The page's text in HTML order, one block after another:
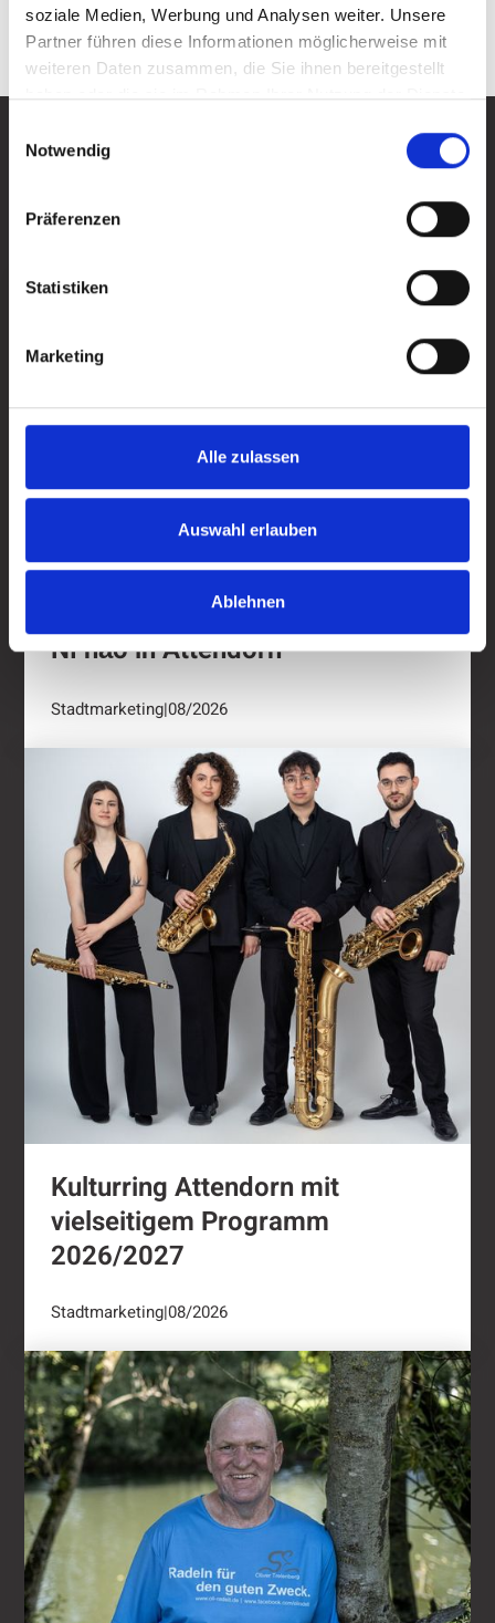
soziale Medien, Werbung und Analysen weiter. Unsere
Partner führen diese Informationen möglicherweise mit
weiteren Daten zusammen, die Sie ihnen bereitgestellt
haben oder die sie im Rahmen Ihrer Nutzung der Dienste
Notwendig
Präferenzen
Statistiken
Marketing
Alle zulassen
Auswahl erlauben
Ablehnen
Hier ist immer etwas los!
Alle News ansehen
Alle News ansehen
Nǐ hǎo in Attendorn
Nǐ hǎo in Attendorn
Stadtmarketing|08/2026
Kulturring Attendorn mit vielseitigem
Kulturring Attendorn mit
vielseitigem Programm
2026/2027
Stadtmarketing|08/2026
"Oli radelt"...nach Attendorn